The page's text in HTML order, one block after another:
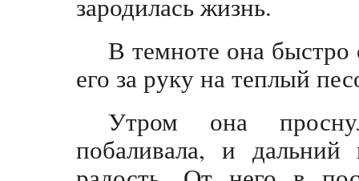
В темноте она быстро
его за руку на теплый
Утром она
побаливала, и